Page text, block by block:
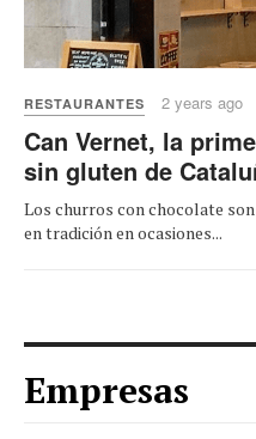
RESTAURANTES 2 years ago
Can Vernet, la
sin gluten de
Los churros con chocolate
en tradición en ocasiones...
Empresas